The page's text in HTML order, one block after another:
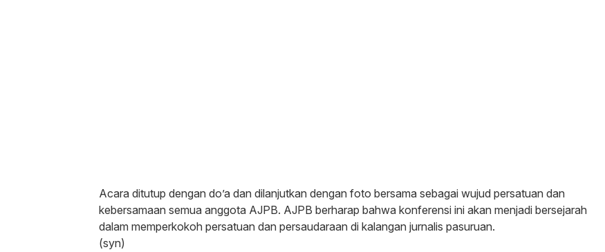
Acara ditutup dengan do’a dan dilanjutkan dengan foto bersama sebagai wujud persatuan dan
kebersamaan semua anggota AJPB. AJPB berharap bahwa konferensi ini akan menjadi bersejarah
dalam memperkokoh persatuan dan persaudaraan di kalangan jurnalis pasuruan.
(syn)